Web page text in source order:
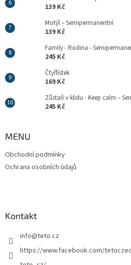
139 Kč
Motýl – Semipermanentní
139 Kč
Family - Rodina -
245 Kč
Čtyřlístek
169 Kč
Zůstaň v klidu - Keep calm –
245 Kč
MENU
Obchodní podmínky
Ochrana osobních údajů
Kontakt
info@teto.cz
https://www.facebook.com/